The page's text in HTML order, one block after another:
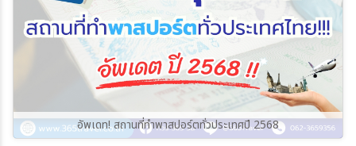
อัพเดท! สถานที่ทำพาสปอร์ตทั่วประเทศปี 2568